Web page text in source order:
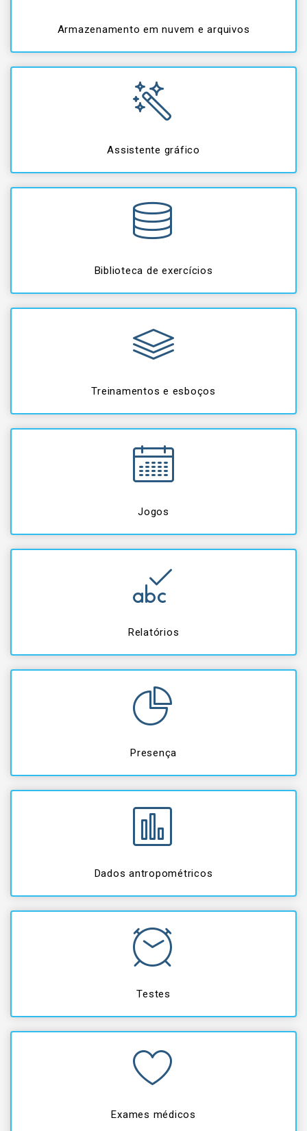
Armazenamento em nuvem e arquivos
Assistente gráfico
Biblioteca de exercícios
Treinamentos e esboços
Jogos
Relatórios
Presença
Dados antropométricos
Testes
Exames médicos